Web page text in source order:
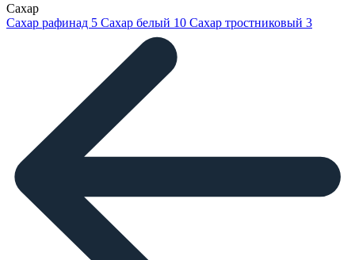
Сахар
Сахар рафинад 5 Сахар белый 10 Сахар тростниковый 3